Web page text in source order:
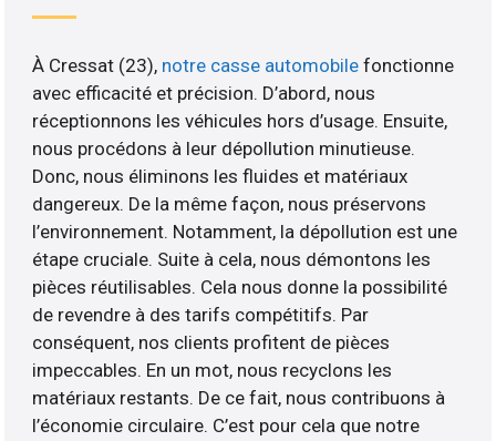
À Cressat (23), notre casse automobilefonctionne
avec efficacité et précision. D’abord, nous
réceptionnons les véhicules hors d’usage. Ensuite,
nous procédons à leur dépollution minutieuse.
Donc, nous éliminons les fluides et matériaux
dangereux. De la même façon, nous préservons
l’environnement. Notamment, la dépollution est une
étape cruciale. Suite à cela, nous démontons les
pièces réutilisables. Cela nous donne la possibilité
de revendre à des tarifs compétitifs. Par
conséquent, nos clients profitent de pièces
impeccables. En un mot, nous recyclons les
matériaux restants. De ce fait, nous contribuons à
l’économie circulaire. C’est pour cela que notre